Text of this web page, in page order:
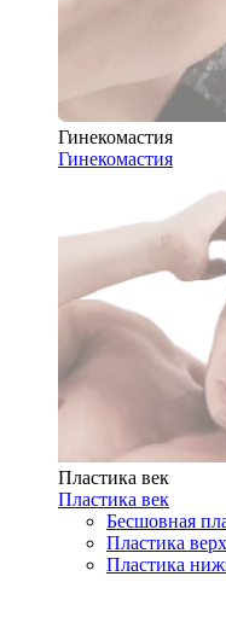
Гинекомастия
Гинекомастия
Пластика век
Пластика век
Бесшовная
Пластика
Пластика